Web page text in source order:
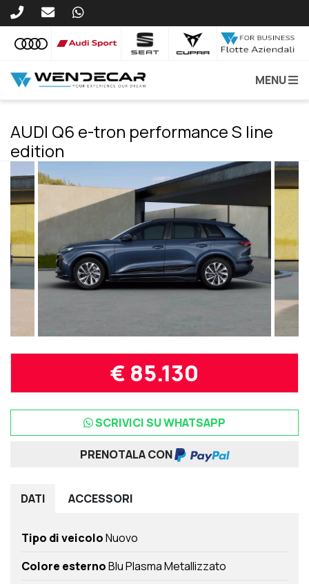
MENU
AUDI Q6 e-tron performance S line
edition
€ 85.130
SCRIVICI SU WHATSAPP
PRENOTALA CON
DATI ACCESSORI
Tipo di veicoloNuovo
Colore esternoBlu Plasma Metallizzato